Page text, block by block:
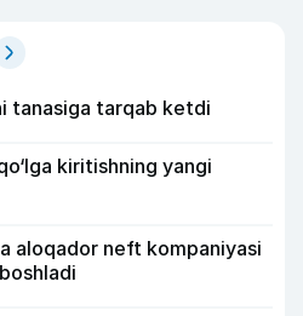
tanasiga tarqab ketdi
kiritishning yangi
aloqador neft kompaniyasi